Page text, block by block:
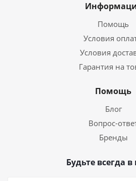
Помощь
Условия
Условия
Гарантия на
Помощь
Блог
Вопрос-
Бренды
Будьте всегда в